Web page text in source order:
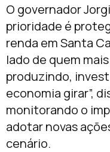
O governador
prioridade é
renda em Santa
lado de quem
produzindo,
economia girar”,
monitorando o
adotar novas
cenário.